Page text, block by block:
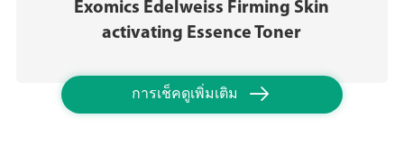
Exomics Edelweiss Firming Skin
activating Essence Toner
การเช็คดูเพิ่มเติม 